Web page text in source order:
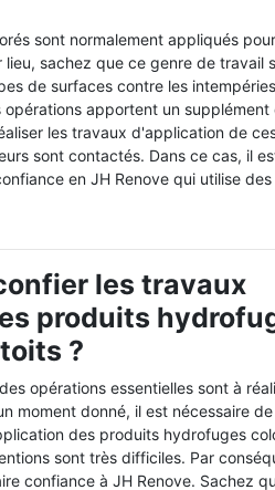
sont normalement appliqués pour
lieu, sachez que ce genre de travail
de surfaces contre les
opérations apportent un supplément
les travaux d'application de
sont contactés. Dans ce cas, il
en JH Renove qui utilise des
les travaux
produits
?
opérations essentielles sont à
moment donné, il est nécessaire de
des produits hydrofuges
sont très difficiles. Par
confiance à JH Renove. Sachez